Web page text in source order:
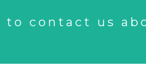
to contact us